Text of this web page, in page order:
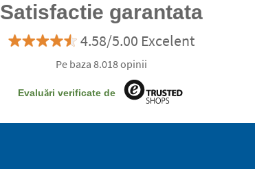
Satisfactie garantata
4.58/5.00 Excelent
Pe baza 8.018 opinii
Evaluări verificate de